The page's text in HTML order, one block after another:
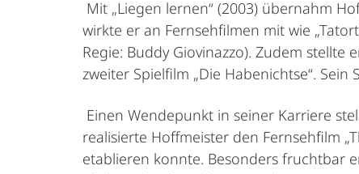
Mit „Liegen lernen“ (2003) übernahm
wirkte er an Fernsehfilmen mit wie
Regie: Buddy Giovinazzo). Zudem stellte
zweiter Spielfilm „Die Habenichtse“.
Einen Wendepunkt in seiner Karriere
realisierte Hoffmeister den Fernsehfilm
etablieren konnte. Besonders fruchtbar